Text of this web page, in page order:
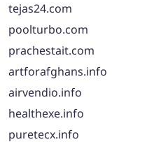
tejas24.com
poolturbo.com
prachestait.com
artforafghans.info
airvendio.info
healthexe.info
puretecx.info